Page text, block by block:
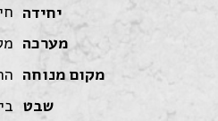
יחידה
מערכה
מקום מנוחה
שבט